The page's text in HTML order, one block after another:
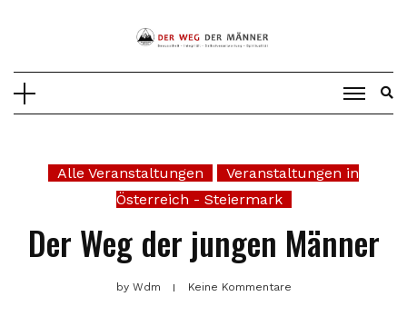
Alle Veranstaltungen
Veranstaltungen in
Österreich - Steiermark
Der Weg der jungen Männer
byWdm Keine Kommentare